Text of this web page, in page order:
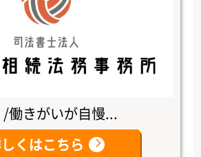
働きがいが自慢...
くはこちら